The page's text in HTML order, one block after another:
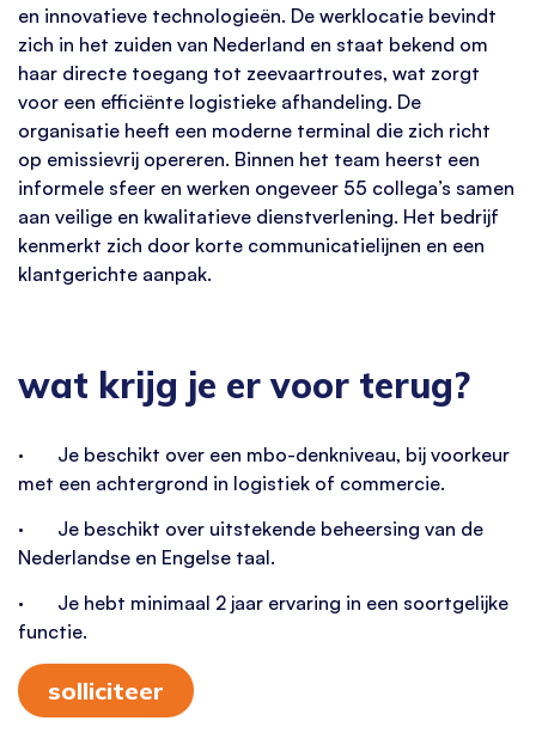
en innovatieve technologieën. De werklocatie bevindt
zich in het zuiden van Nederland en staat bekend om
haar directe toegang tot zeevaartroutes, wat zorgt
voor een efficiënte logistieke afhandeling. De
organisatie heeft een moderne terminal die zich richt
op emissievrij opereren. Binnen het team heerst een
informele sfeer en werken ongeveer 55 collega’s samen
aan veilige en kwalitatieve dienstverlening. Het bedrijf
kenmerkt zich door korte communicatielijnen en een
klantgerichte aanpak.
wat krijg je er voor terug?
· Je beschikt over een mbo-denkniveau, bij voorkeur
met een achtergrond in logistiek of commercie.
· Je beschikt over uitstekende beheersing van de
Nederlandse en Engelse taal.
· Je hebt minimaal 2 jaar ervaring in een soortgelijke
functie.
solliciteer